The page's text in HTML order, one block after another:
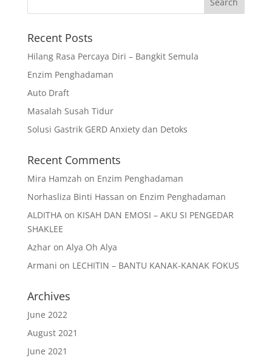
Recent Posts
Hilang Rasa Percaya Diri – Bangkit Semula
Enzim Penghadaman
Auto Draft
Masalah Susah Tidur
Solusi Gastrik GERD Anxiety dan Detoks
Recent Comments
Mira Hamzah on Enzim Penghadaman
Norhasliza Binti Hassan on Enzim Penghadaman
ALDITHAon KISAH DAN EMOSI – AKU SI PENGEDAR
SHAKLEE
Azharon Alya Oh Alya
Armani on LECHITIN – BANTU KANAK-KANAK FOKUS
Archives
June 2022
August 2021
June 2021